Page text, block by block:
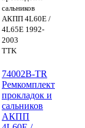
сальников
АКПП 4L60E /
4L65E 1992-
2003
TTK
74002B-TR
Ремкомплект
прокладок и
сальников
АКПП